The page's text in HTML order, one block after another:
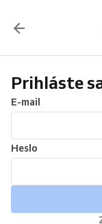
Prihláste
E-mail
Heslo